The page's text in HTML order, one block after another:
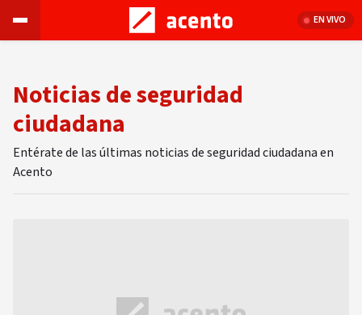
EN VIVO
Noticias de seguridad
ciudadana
Entérate de las últimas noticias de seguridad ciudadana en
Acento